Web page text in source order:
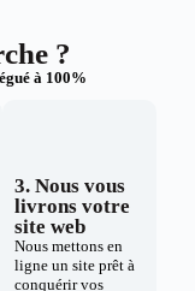
?
à 100%
3. Nous vous
livrons votre
site web
Nous mettons en
ligne un site prêt à
conquérir vos